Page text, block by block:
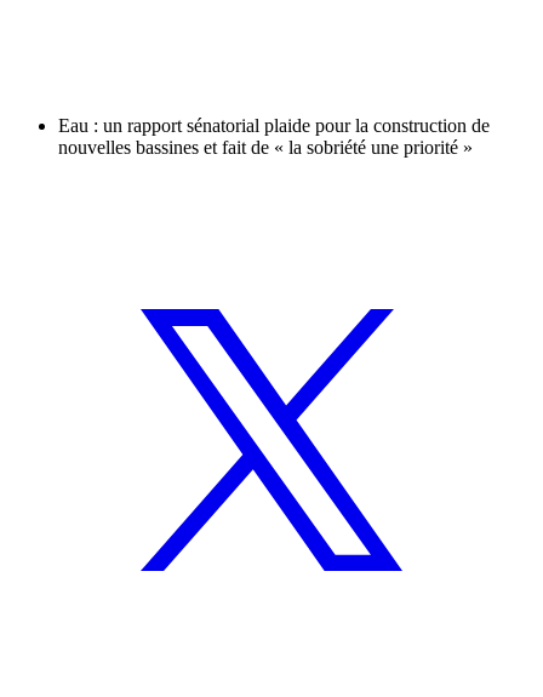
Eau : un rapport sénatorial plaide pour la construction de
nouvelles bassines et fait de « la sobriété une priorité »